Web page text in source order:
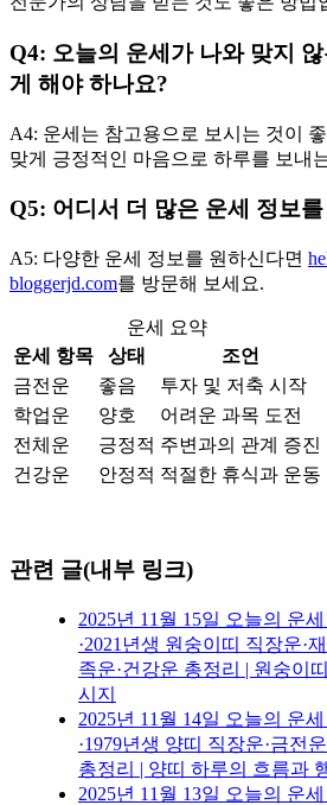
Q4: 오늘의 운세가 나와 맞지
게 해야 하나요?
A4: 운세는 참고용으로 보시는 것이
맞게 긍정적인 마음으로 하루를 보내
Q5: 어디서 더 많은 운세 정보
A5: 다양한 운세 정보를 원하신다면
bloggerjd.com를 방문해 보세요.
운세 요약
운세 항목
상태
조언
금전운
좋음
투자 및 저축 시작
학업운
양호
어려운 과목 도전
전체운
긍정적 주변과의 관계 증진
건강운
안정적 적절한 휴식과 운동
관련 글(내부 링크)
2025년 11월 15일 오늘의 운세
·2021년생 원숭이띠 직장운·
족운·건강운 총정리 | 원숭이
시지
2025년 11월 14일 오늘의 운세
·1979년생 양띠 직장운·금전
총정리 | 양띠 하루의 흐름과
2025년 11월 13일 오늘의 운세